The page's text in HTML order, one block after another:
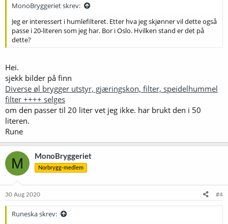
Inline termometer.
Inline Termometer
Selges for 300kr
K4517N14160D by PARKER - Buy or Repair at Radwell - Radwell.de
selges for 200kr
Inline filter.
Inline Strainer 1,5" TC
Selgse for 1800kr
Humle filter til Speidel 50L
Selges for 1200kr
Ball og indikator for keg. 2 stk sett
Ball and Keg - Keg Level Indicator - Nivåmåler for fat
Selges for 130kr per sette.
Kommer snart. avventer finn kontroll...
MonoBryggeriet skrev:
Jeg er interessert i humlefilteret. Etter hva jeg skjønner vil dette også
passe i 20-literen som jeg har. Bor i Oslo. Hvilken stand er det på
dette?
Hei.
sjekk bilder på finn
Diverse øl brygger utstyr, gjæringskon, filter, speidelhummel
filter ++++ selges
om den passer til 20 liter vet jeg ikke. har brukt den i 50
literen.
Rune
M MonoBryggeriet
Norbrygg-medlem
30 Aug 2020 #4
Runeska skrev: